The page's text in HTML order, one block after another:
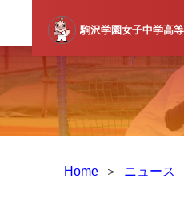
駒沢学園女子中学高
Home ＞ ニュース